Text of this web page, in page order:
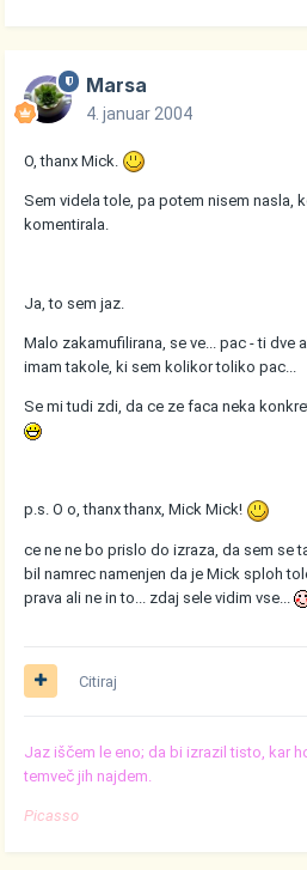
Marsa
4. januar 2004
O, thanx Mick.
Sem videla tole, pa potem nisem nasla,
komentirala.
Ja, to sem jaz.
Malo zakamufilirana, se ve... pac - ti dve
imam takole, ki sem kolikor toliko pac...
Se mi tudi zdi, da ce ze faca neka
p.s. O o, thanx thanx, Mick Mick!
ce ne ne bo prislo do izraza, da sem se
bil namrec namenjen da je Mick sploh
prava ali ne in to... zdaj sele vidim vse...
Citiraj
Jaz iščem le eno; da bi izrazil tisto, kar
temveč jih najdem.
Picasso